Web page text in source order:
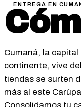
ENTREGA EN
Cumaná, la
continente, vive
tiendas se surten
más al este
Consolidamos tu